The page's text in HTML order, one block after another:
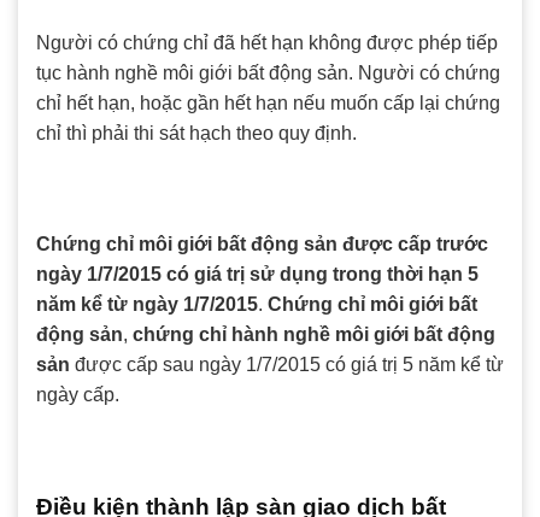
Người có chứng chỉ đã hết hạn không được phép tiếp
tục hành nghề môi giới bất động sản. Người có chứng
chỉ hết hạn, hoặc gần hết hạn nếu muốn cấp lại chứng
chỉ thì phải thi sát hạch theo quy định.
Chứng chỉ môi giới bất động sản được cấp trước
ngày 1/7/2015 có giá trị sử dụng trong thời hạn 5
năm kể từ ngày 1/7/2015. Chứng chỉ môi giới bất
động sản, chứng chỉ hành nghề môi giới bất động
sản được cấp sau ngày 1/7/2015 có giá trị 5 năm kể từ
ngày cấp.
Điều kiện thành lập sàn giao dịch bất